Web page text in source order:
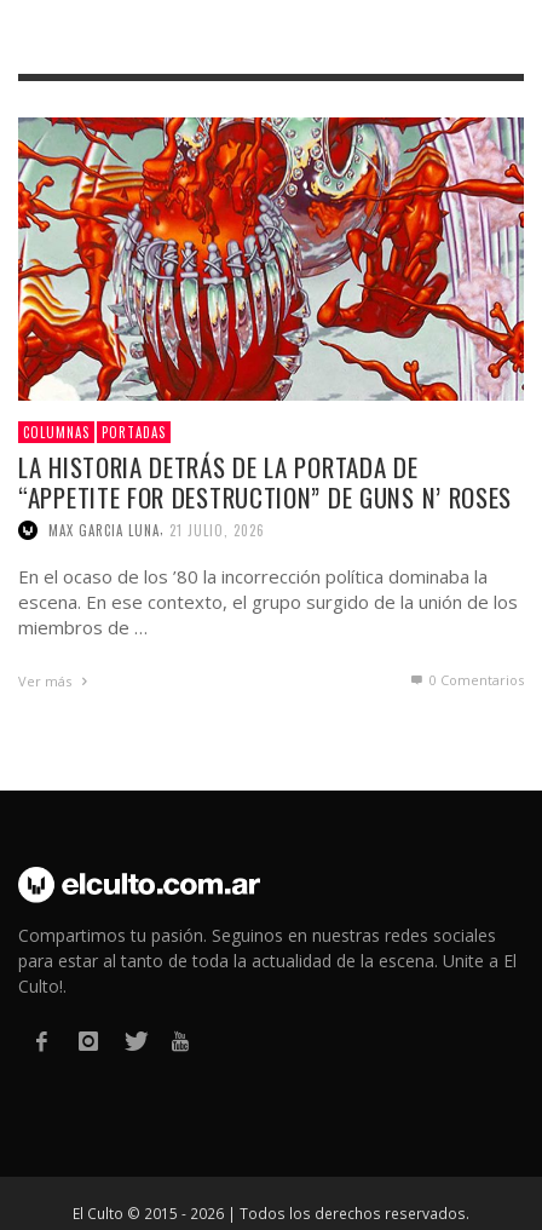
COLUMNAS PORTADAS
LA HISTORIA DETRÁS DE LA PORTADA DE
“APPETITE FOR DESTRUCTION” DE GUNS N’ ROSES
MAX GARCIA LUNA 21 JULIO, 2026
En el ocaso de los ’80 la incorrección política dominaba la
escena. En ese contexto, el grupo surgido de la unión de los
miembros de …
Ver más 0 Comentarios
Compartimos tu pasión. Seguinos en nuestras redes sociales
para estar al tanto de toda la actualidad de la escena. Unite a El
Culto!.
El Culto © 2015 - 2026 | Todos los derechos reservados.